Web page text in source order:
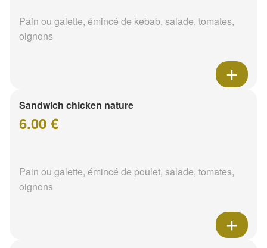
Pain ou galette, émincé de kebab, salade, tomates,
oignons
Sandwich chicken nature
6.00 €
Pain ou galette, émincé de poulet, salade, tomates,
oignons